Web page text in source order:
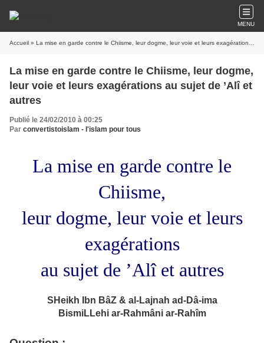
MENU
Accueil » La mise en garde contre le Chiisme, leur dogme, leur voie et leurs exagérations au sujet de ’Alî et autres
La mise en garde contre le Chiisme, leur dogme,
leur voie et leurs exagérations au sujet de ’Alî et
autres
Publié le 24/02/2010 à 00:25
Par convertistoislam - l'islam pour tous
La mise en garde contre le
Chiisme,
leur dogme, leur voie et leurs
exagérations
au sujet de ’Alî et autres
SHeikh Ibn BâZ & al-Lajnah ad-Dâ-ima
BismiLLehi ar-Rahmâni ar-Rahîm